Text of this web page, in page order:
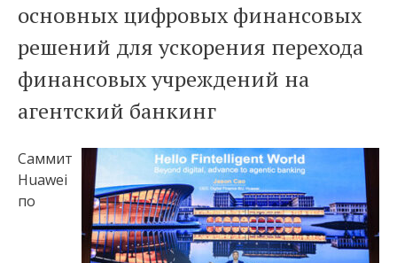
содержимому
основных цифровых финансовых
решений для ускорения перехода
финансовых учреждений на
агентский банкинг
Саммит
Huawei
по